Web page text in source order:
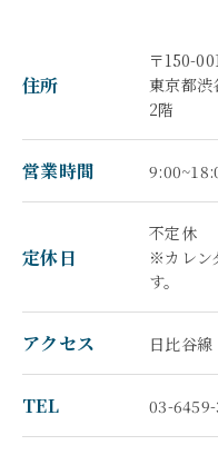
住所
〒150-
東京都渋
2階
営業時間
定休日
不定休
※カレン
す。
アクセス 日比谷
TEL 03-